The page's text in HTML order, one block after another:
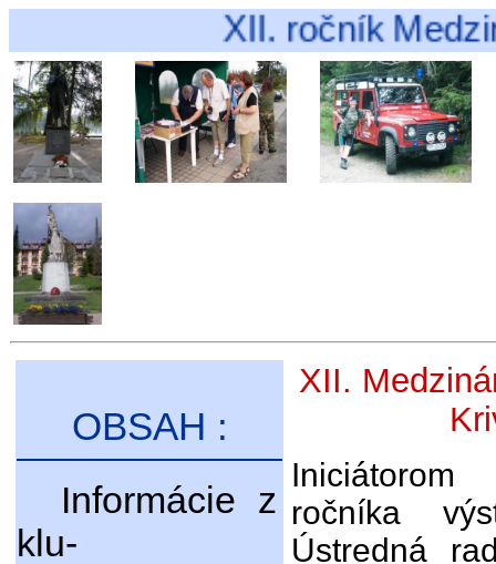
XII. ročník
OBSAH :
Informácie z
klu-
XII.
ročníka
Ústredná